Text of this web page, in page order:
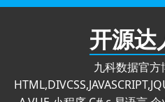
跳
开源达
九科数据官方